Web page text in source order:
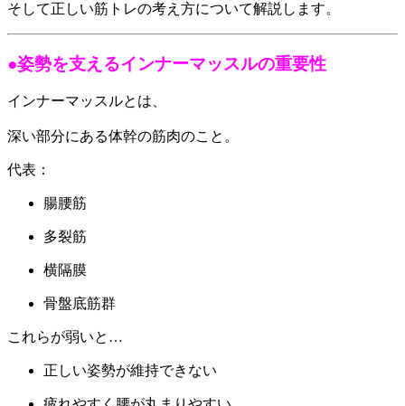
そして正しい筋トレの考え方について解説します。
●姿勢を支えるインナーマッスルの重要性
インナーマッスルとは、
深い部分にある体幹の筋肉のこと。
代表：
腸腰筋
多裂筋
横隔膜
骨盤底筋群
これらが弱いと…
正しい姿勢が維持できない